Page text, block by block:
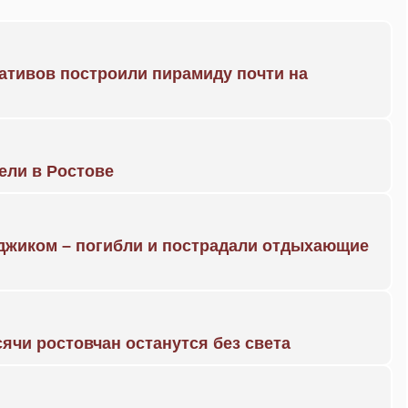
построили пирамиду почти на
в Ростове
– погибли и пострадали отдыхающие
ростовчан останутся без света